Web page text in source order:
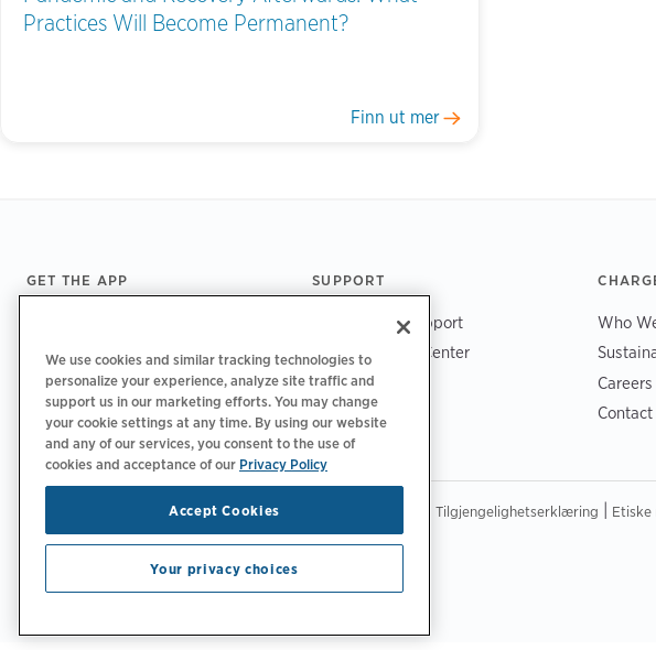
Practices Will Become Permanent?
Finn ut mer
Footer
GET THE APP SUPPORT
ChargePoint Support
Driver Support Center
Trust Center
Who
Careers
Contact
Retningslinjer for personvern‌| Personvernvalg Tilgjengelighetserklæring
Copyright © 2026 ChargePoint, Inc. Med enerett.
We use cookies and similar tracking technologies to
personalize your experience, analyze site traffic and
support us in our marketing efforts. You may change
your cookie settings at any time. By using our website
and any of our services, you consent to the use of
cookies and acceptance of our Privacy Policy
Accept Cookies
Your privacy choices